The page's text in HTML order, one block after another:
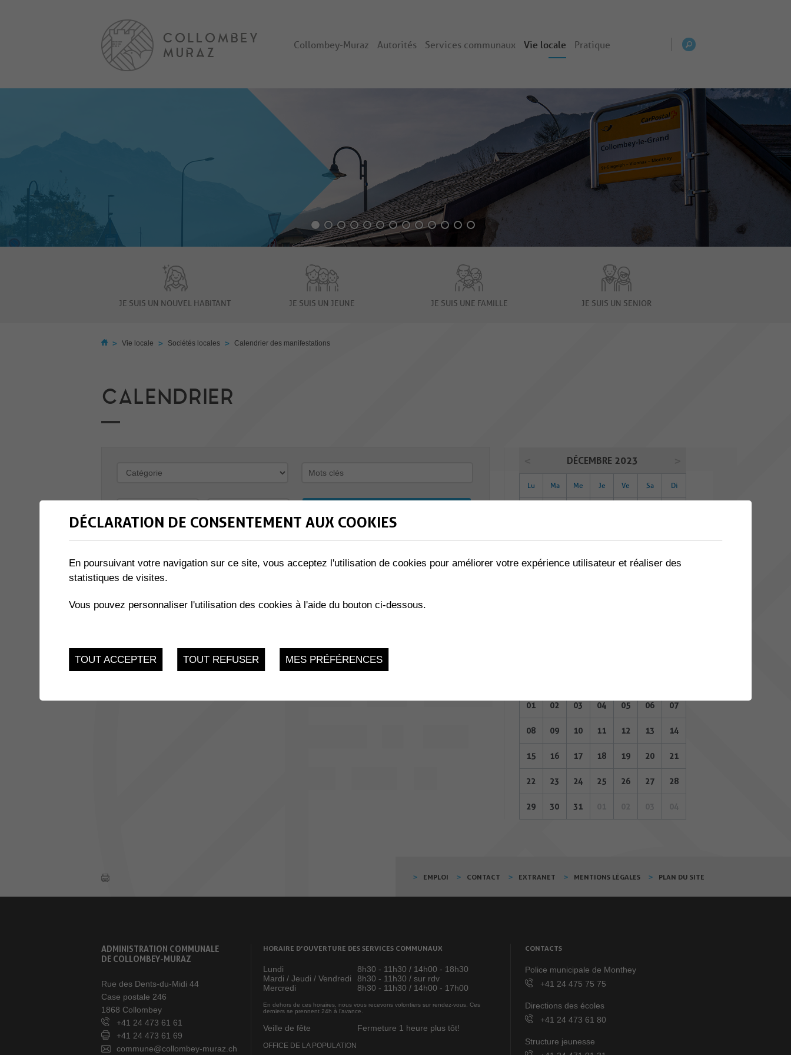
Collombey-Muraz Autorités Services communaux Vie locale Pratique
JE SUIS UN NOUVEL HABITANT JE SUIS UN JEUNE JE SUIS UNE FAMILLE JE SUIS UN SENIOR
> Vie locale > Sociétés locales > Calendrier des manifestations
CALENDRIER
18
AVR.
CAFÉS DISCUSSIONS
Route de Collombey-le-Grand 1 Mardi 18 Avril 2023, 9h-11h
DÉCEMBRE 2023
Lu Ma Me Je Ve Sa Di
11 12 13 14 15 16 17
01 02 03 04 05 06 07
08 09 10 11 12 13 14
15 16 17 18 19 20 21
22 23 24 25 26 27 28
29 30 31
EMPLOI CONTACT EXTRANET MENTIONS LÉGALES PLAN DU SITE
ADMINISTRATION COMMUNALE
DE COLLOMBEY-MURAZ
Rue des Dents-du-Midi 44
Case postale 246
1868 Collombey
+41 24 473 61 61
+41 24 473 61 69
commune@collombey-muraz.ch
HORAIRE D’OUVERTURE DES SERVICES COMMUNAUX
Lundi
8h30 - 11h30 / 14h00 - 18h30
Mardi / Jeudi / Vendredi
8h30 - 11h30 / sur rdv
Mercredi
8h30 - 11h30 / 14h00 - 17h00
En dehors de ces horaires, nous vous recevons volontiers sur rendez-vous. Ces
derniers se prennent 24h à l’avance.
Veille de fête Fermeture 1 heure plus tôt!
OFFICE DE LA POPULATION
CONTACTS
Police municipale de Monthey
+41 24 475 75 75
Directions des écoles
+41 24 473 61 80
Structure jeunesse
DÉCLARATION DE CONSENTEMENT AUX COOKIES
En poursuivant votre navigation sur ce site, vous acceptez l'utilisation de cookies pour améliorer votre expérience utilisateur et réaliser des
statistiques de visites.
Vous pouvez personnaliser l'utilisation des cookies à l'aide du bouton ci-dessous.
TOUT ACCEPTER TOUT REFUSER MES PRÉFÉRENCES